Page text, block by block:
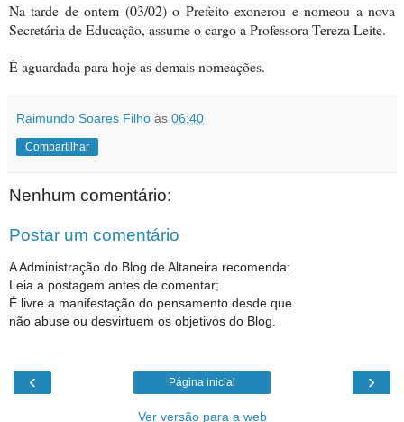
Na tarde de ontem (03/02) o Prefeito exonerou e nomeou a nova
Secretária de Educação, assume o cargo a Professora Tereza Leite.
É aguardada para hoje as demais nomeações.
Raimundo Soares Filho às 06:40
Compartilhar
Nenhum comentário:
Postar um comentário
A Administração do Blog de Altaneira recomenda:
Leia a postagem antes de comentar;
É livre a manifestação do pensamento desde que
não abuse ou desvirtuem os objetivos do Blog.
‹ ›
Página inicial
Ver versão para a web